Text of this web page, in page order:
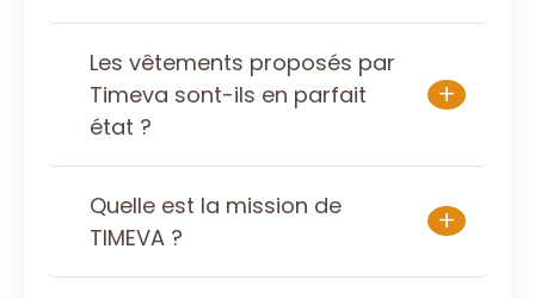
Les vêtements proposés par
Timeva sont-ils en parfait
état ?
+
Quelle est la mission de
TIMEVA ?
+